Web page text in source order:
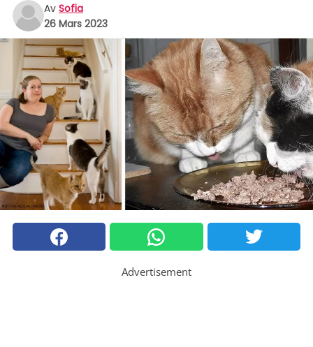
Av Sofia
26 Mars 2023
Advertisement